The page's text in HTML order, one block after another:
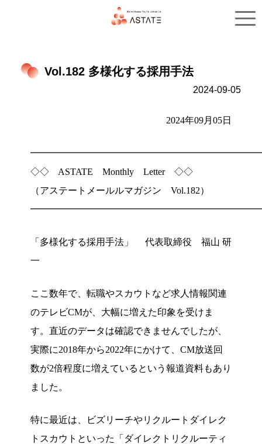
Vol.182 多様化する採用手法
2024-09-05
2024年09月05日
◇◇ ASTATE Monthly Letter ◇◇
（アステートメールルマガジン Vol.182）
「多様化する採用手法」 代表取締役 福山 研
一
ここ数年で、転職やスカウトなど求人情報関連
のテレビCMが、大幅に増えた印象を受けま
す。直近のデータは確認できませんでしたが、
実際に2018年から2022年にかけて、CM放送回
数が2倍程度に増えているという報道資料もあり
ました。
特に最近は、ビズリーチやリクルートダイレク
トスカウトといった「ダイレクトリクルーティ